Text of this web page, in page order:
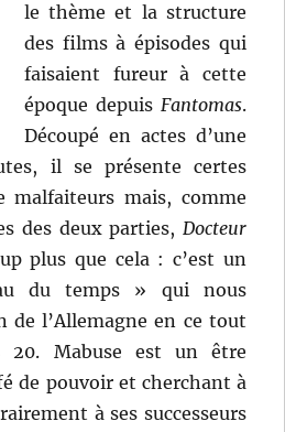
le thème et la structure
des films à épisodes qui
faisaient fureur à cette
époque depuis Fantomas.
Découpé en actes d’une
il se présente certes
mais, comme
des deux parties, Docteur
plus que cela : c’est un
du temps » qui nous
de l’Allemagne en ce tout
20. Mabuse est un être
de pouvoir et cherchant à
à ses successeurs